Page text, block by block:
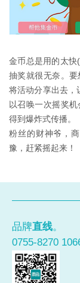
金币总是用的太快
抽奖就很无奈。
将活动分享出去，
以召唤一次摇奖
得到爆炸式传播。
粉丝的财神爷，
豫，赶紧摇起来！
品牌直线。
0755-8270